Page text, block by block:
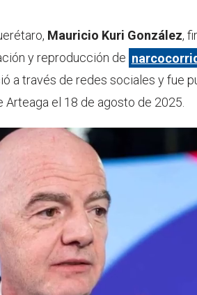
Mauricio Kuri González,
y reproducción de
a través de redes sociales y fue
Arteaga el 18 de agosto de 2025.